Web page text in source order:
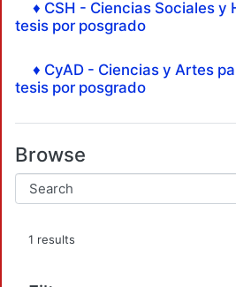
♦ CSH - Ciencias Sociales y
tesis por posgrado
♦ CyAD - Ciencias y Artes
tesis por posgrado
Browse
1 results